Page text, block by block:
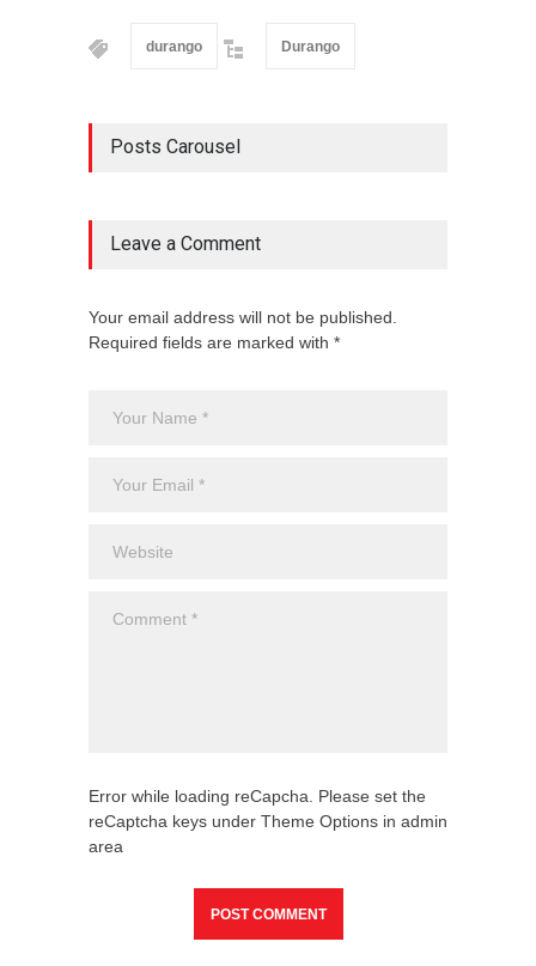
durango Durango
Posts Carousel
Leave a Comment
Your email address will not be published.
Required fields are marked with *
Error while loading reCapcha. Please set the
reCaptcha keys under Theme Options in admin
area